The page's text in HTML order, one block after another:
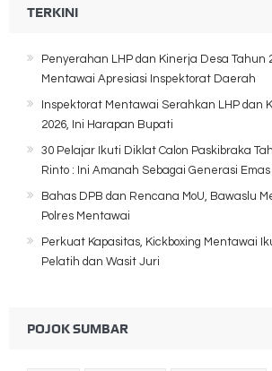
TERKINI
Penyerahan LHP dan Kinerja Desa Tahun
Mentawai Apresiasi Inspektorat Daerah
Inspektorat Mentawai Serahkan LHP dan
2026, Ini Harapan Bupati
30 Pelajar Ikuti Diklat Calon Paskibraka
Rinto : Ini Amanah Sebagai Generasi
Bahas DPB dan Rencana MoU, Bawaslu
Polres Mentawai
Perkuat Kapasitas, Kickboxing Mentawai
Pelatih dan Wasit Juri
POJOK SUMBAR